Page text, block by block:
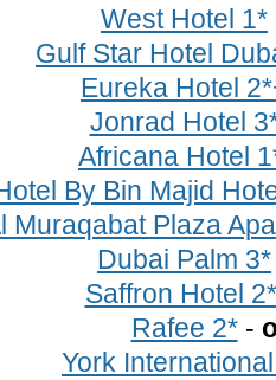
West Hotel 1*
Gulf Star Hotel
Eureka Hotel
Jonrad Hotel
Africana Hotel
By Bin Majid
Muraqabat Plaza
Dubai Palm 3*
Saffron Hotel 2*
Rafee 2*-
York